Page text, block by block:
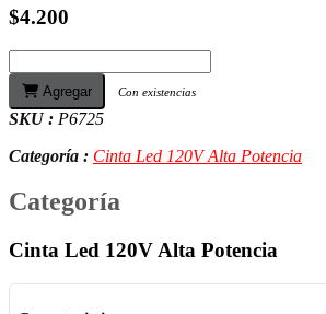
$4.200
Agregar Con existencias
SKU : P6725
Categoría : Cinta Led 120V Alta Potencia
Categoría
Cinta Led 120V Alta Potencia